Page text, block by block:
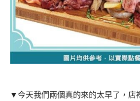
▼今天我們兩個真的來的太早了，店